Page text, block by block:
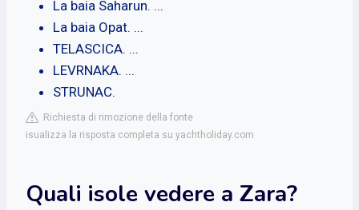
La baia Saharun. ...
La baia Opat. ...
TELASCICA. ...
LEVRNAKA. ...
STRUNAC.
Richiesta di rimozione della fonte
isualizza la risposta completa su yachtholiday.com
Quali isole vedere a Zara?